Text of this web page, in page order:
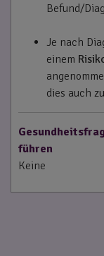
Befund/
Je nach
einem
dies auch
führen
Keine